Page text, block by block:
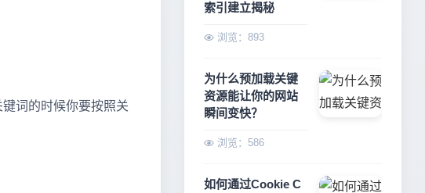
词的时候你要按照关
索引建立揭秘
浏览：893
为什么预加载关键
资源能让你的网站
瞬间变快？
浏览：586
如何通过Cookie C